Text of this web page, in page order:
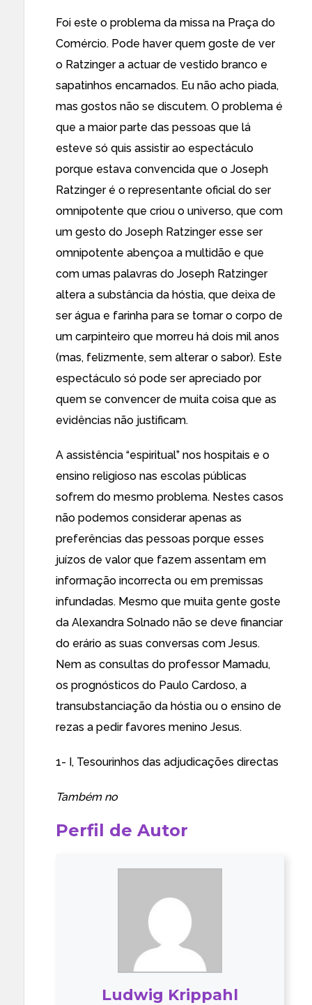
Foi este o problema da missa na Praça do
Comércio. Pode haver quem goste de ver
o Ratzinger a actuar de vestido branco e
sapatinhos encarnados. Eu não acho piada,
mas gostos não se discutem. O problema é
que a maior parte das pessoas que lá
esteve só quis assistir ao espectáculo
porque estava convencida que o Joseph
Ratzinger é o representante oficial do ser
omnipotente que criou o universo, que com
um gesto do Joseph Ratzinger esse ser
omnipotente abençoa a multidão e que
com umas palavras do Joseph Ratzinger
altera a substância da hóstia, que deixa de
ser água e farinha para se tornar o corpo de
um carpinteiro que morreu há dois mil anos
(mas, felizmente, sem alterar o sabor). Este
espectáculo só pode ser apreciado por
quem se convencer de muita coisa que as
evidências não justificam.
A assistência “espiritual” nos hospitais e o
ensino religioso nas escolas públicas
sofrem do mesmo problema. Nestes casos
não podemos considerar apenas as
preferências das pessoas porque esses
juízos de valor que fazem assentam em
informação incorrecta ou em premissas
infundadas. Mesmo que muita gente goste
da Alexandra Solnado não se deve financiar
do erário as suas conversas com Jesus.
Nem as consultas do professor Mamadu,
os prognósticos do Paulo Cardoso, a
transubstanciação da hóstia ou o ensino de
rezas a pedir favores menino Jesus.
1- I, Tesourinhos das adjudicações directas
Também no
Perfil de Autor
Ludwig Krippahl